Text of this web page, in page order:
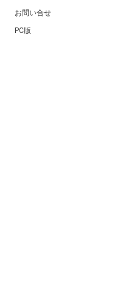
お問い合せ
PC版